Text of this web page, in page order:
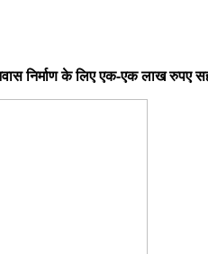
निर्माण के लिए एक-एक लाख रुपए